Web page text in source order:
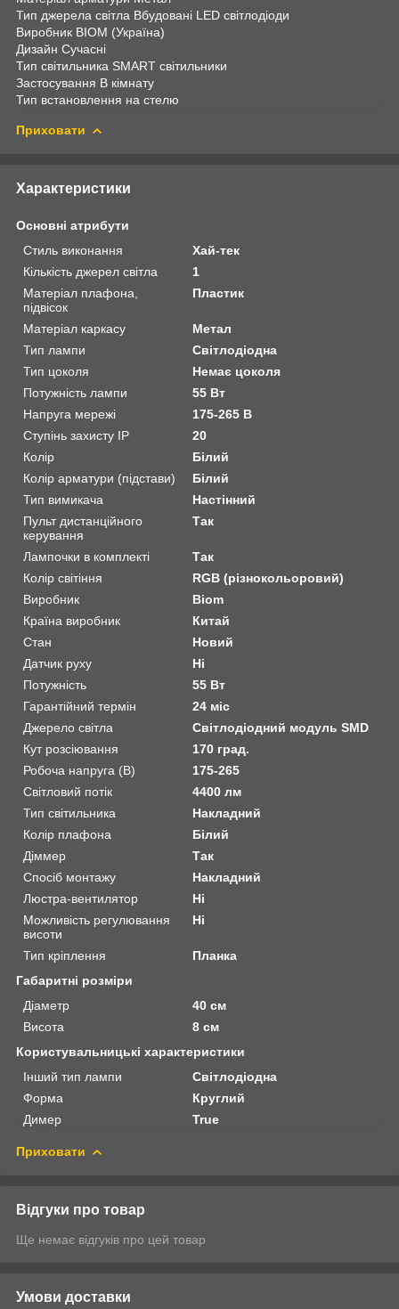
Тип джерела світла Вбудовані LED світлодіоди
Виробник BIOM (Україна)
Дизайн Сучасні
Тип світильника SMART світильники
Застосування В кімнату
Тип встановлення на стелю
Приховати
Характеристики
Основні атрибути
Стиль виконання
Хай-тек
Кількість джерел світла
1
Матеріал плафона,
підвісок
Пластик
Матеріал каркасу
Метал
Тип лампи
Світлодіодна
Тип цоколя
Немає цоколя
Потужність лампи
55 Вт
Напруга мережі
175-265 В
Ступінь захисту IP
20
Колір
Білий
Колір арматури (підстави)
Білий
Тип вимикача
Настінний
Пульт дистанційного
керування
Так
Лампочки в комплекті
Так
Колір світіння
RGB (різнокольоровий)
Виробник
Biom
Країна виробник
Китай
Стан
Новий
Датчик руху
Ні
Потужність
55 Вт
Гарантійний термін
24 міс
Джерело світла
Світлодіодний модуль SMD
Кут розсіювання
170 град.
Робоча напруга (В)
175-265
Світловий потік
4400 лм
Тип світильника
Накладний
Колір плафона
Білий
Діммер
Так
Спосіб монтажу
Накладний
Люстра-вентилятор
Ні
Можливість регулювання
висоти
Ні
Тип кріплення
Планка
Габаритні розміри
Діаметр
40 см
Висота
8 см
Користувальницькі характеристики
Інший тип лампи
Світлодіодна
Форма
Круглий
Димер
True
Приховати
Відгуки про товар
Ще немає відгуків про цей товар
Умови доставки